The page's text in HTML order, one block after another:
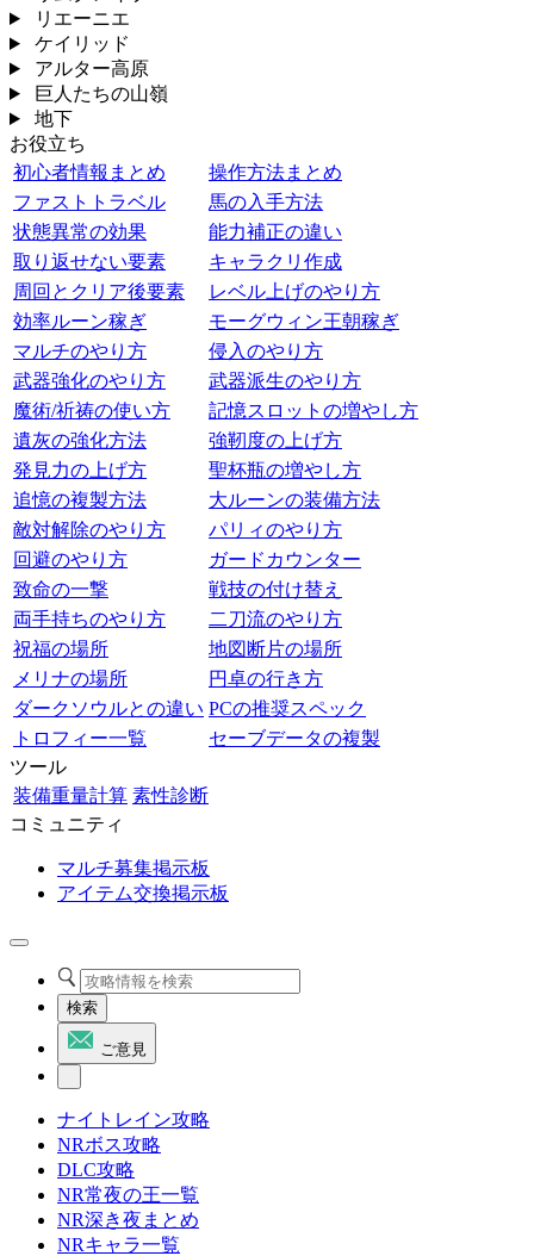
リエーニエ
ケイリッド
アルター高原
巨人たちの山嶺
地下
お役立ち
初心者情報まとめ
操作方法まとめ
ファストトラベル
馬の入手方法
状態異常の効果
能力補正の違い
取り返せない要素
キャラクリ作成
周回とクリア後要素
レベル上げのやり方
効率ルーン稼ぎ
モーグウィン王朝稼ぎ
マルチのやり方
侵入のやり方
武器強化のやり方
武器派生のやり方
魔術/祈祷の使い方
記憶スロットの増やし方
遺灰の強化方法
強靭度の上げ方
発見力の上げ方
聖杯瓶の増やし方
追憶の複製方法
大ルーンの装備方法
敵対解除のやり方
パリィのやり方
回避のやり方
ガードカウンター
致命の一撃
戦技の付け替え
両手持ちのやり方
二刀流のやり方
祝福の場所
地図断片の場所
メリナの場所
円卓の行き方
ダークソウルとの違い PCの推奨スペック
トロフィー一覧
セーブデータの複製
ツール
装備重量計算 素性診断
コミュニティ
マルチ募集掲示板
アイテム交換掲示板
検索
ご意見
ナイトレイン攻略
NRボス攻略
DLC攻略
NR常夜の王一覧
NR深き夜まとめ
NRキャラ一覧